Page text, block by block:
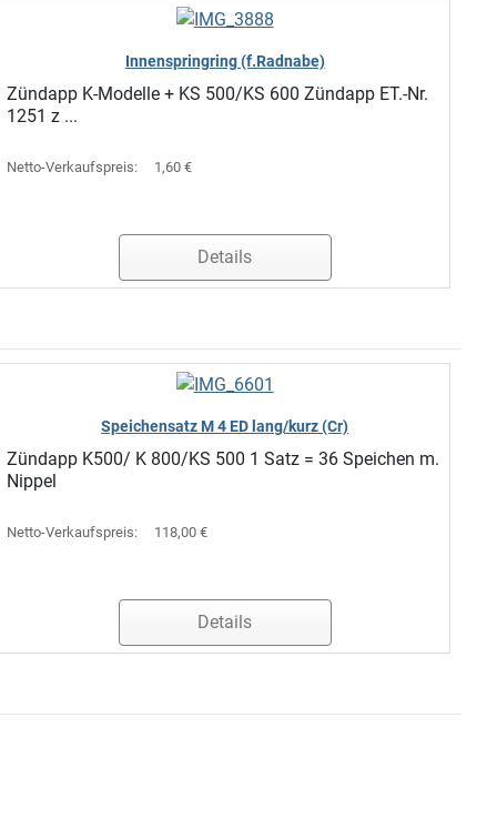
Innenspringring (f.Radnabe)
Zündapp K-Modelle + KS 500/KS 600 Zündapp ET.-Nr.
1251 z ...
Netto-Verkaufspreis: 1,60 €
Details
Speichensatz M 4 ED lang/kurz (Cr)
Zündapp K500/ K 800/KS 500 1 Satz = 36 Speichen m.
Nippel
Netto-Verkaufspreis: 118,00 €
Details